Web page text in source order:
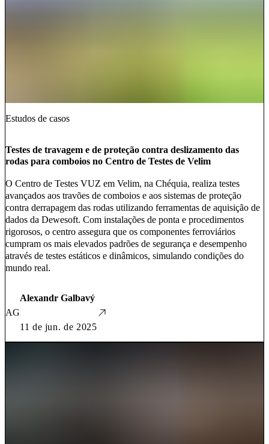
Estudos de casos
Testes de travagem e de proteção contra deslizamento das
rodas para comboios no Centro de Testes de Velim
O Centro de Testes VUZ em Velim, na Chéquia, realiza testes
avançados aos travões de comboios e aos sistemas de proteção
contra derrapagem das rodas utilizando ferramentas de aquisição de
dados da Dewesoft. Com instalações de ponta e procedimentos
rigorosos, o centro assegura que os componentes ferroviários
cumpram os mais elevados padrões de segurança e desempenho
através de testes estáticos e dinâmicos, simulando condições do
mundo real.
AG
Alexandr Galbavý
11 de jun. de 2025